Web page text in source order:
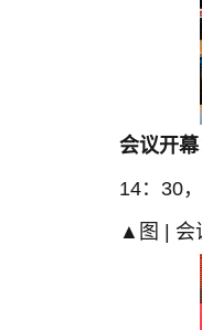
会议开
14：30
▲图 | 会